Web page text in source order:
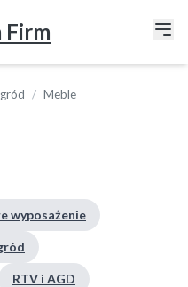
Meble
wyposażenie
RTV i AGD